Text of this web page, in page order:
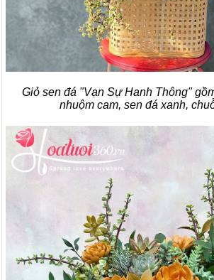
Giỏ sen đá "Vạn Sự Hanh Thông"
nhuộm cam, sen đá xanh,